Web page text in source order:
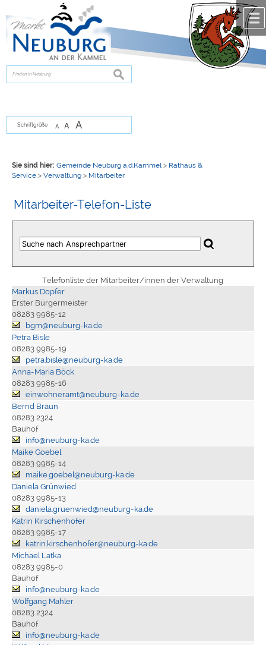
zur Navigationoder
springen.
suchen
Schriftgröße A A A
Sie sind hier: Gemeinde Neuburg a.d.Kammel > Rathaus &
Service> Verwaltung> Mitarbeiter
Mitarbeiter-Telefon-Liste
Telefonliste der Mitarbeiter/innen der Verwaltung
Markus Dopfer
Erster Bürgermeister
08283 9985-12
bgm@neuburg-ka.de
Petra Bisle
08283 9985-19
petra.bisle@neuburg-ka.de
Anna-Maria Böck
08283 9985-16
einwohneramt@neuburg-ka.de
Bernd Braun
08283 2324
Bauhof
info@neuburg-ka.de
Maike Goebel
08283 9985-14
maike.goebel@neuburg-ka.de
Daniela Grünwied
08283 9985-13
daniela.gruenwied@neuburg-ka.de
Katrin Kirschenhofer
08283 9985-17
katrin.kirschenhofer@neuburg-ka.de
Michael Latka
08283 9985-0
Bauhof
info@neuburg-ka.de
Wolfgang Mahler
08283 2324
Bauhof
info@neuburg-ka.de